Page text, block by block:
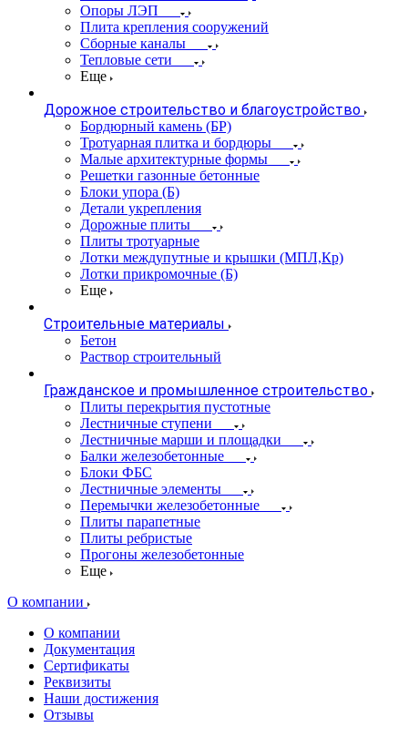
Опоры ЛЭП
Плита крепления сооружений
Сборные каналы
Тепловые сети
Еще
Дорожное строительство и благоустройство
Бордюрный камень (БР)
Тротуарная плитка и бордюры
Малые архитектурные формы
Решетки газонные бетонные
Блоки упора (Б)
Детали укрепления
Дорожные плиты
Плиты тротуарные
Лотки междупутные и крышки (МПЛ,Кр)
Лотки прикромочные (Б)
Еще
Строительные материалы
Бетон
Раствор строительный
Гражданское и промышленное строительство
Плиты перекрытия пустотные
Лестничные ступени
Лестничные марши и площадки
Балки железобетонные
Блоки ФБС
Лестничные элементы
Перемычки железобетонные
Плиты парапетные
Плиты ребристые
Прогоны железобетонные
Еще
О компании
О компании
Документация
Сертификаты
Реквизиты
Наши достижения
Отзывы